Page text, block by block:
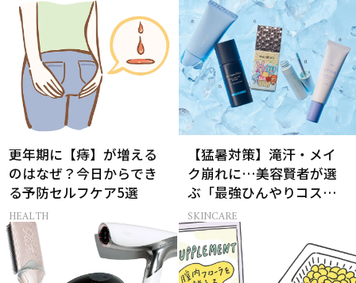
更年期に【痔】が増える
のはなぜ？今日からでき
る予防セルフケア5選
HEALTH
【猛暑対策】滝汗・メイ
ク崩れに…美容賢者が選
ぶ「最強ひんやりコス
メ」26選
SKINCARE